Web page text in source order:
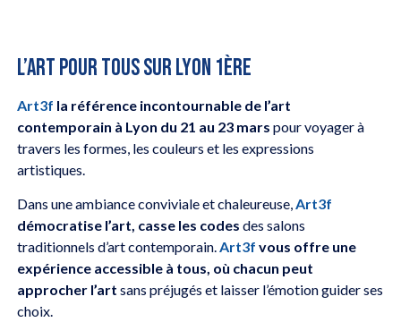
L’ART POUR TOUS SUR LYON 1ère
Art3f la référence incontournable de l’art
contemporain à Lyon du 21 au 23 mars pour voyager à
travers les formes, les couleurs et les expressions
artistiques.
Dans une ambiance conviviale et chaleureuse,Art3f
démocratise l’art, casse les codes des salons
traditionnels d’art contemporain.Art3f vous offre une
expérience accessible à tous, où chacun peut
approcher l’art sans préjugés et laisser l’émotion guider ses
choix.